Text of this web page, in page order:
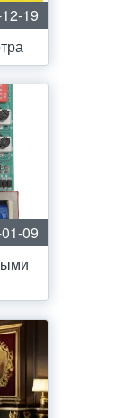
19
09